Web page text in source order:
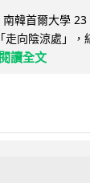
南韓首爾大學
向陰涼處」，
閱讀全文